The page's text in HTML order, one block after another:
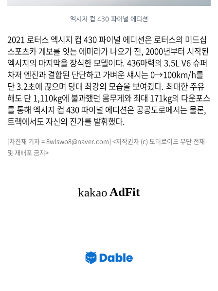
엑시지 컵 430 파이널 에디션
2021 로터스 엑시지 컵 430 파이널 에디션은 로터스의 미드십
스포츠카 계보를 잇는 에미라가 나오기 전, 2000년부터 시작된
엑시지의 마지막을 장식한 모델이다. 436마력의 3.5L V6 슈퍼
차저 엔진과 결합된 단단하고 가벼운 섀시는 0→100km/h를
단 3.2초에 끊으며 당대 최강의 모습을 보여줬다. 최대한 주유
해도 단 1,110kg에 불과했던 몸무게와 최대 171kg의 다운포스
를 통해 엑시지 컵 430 파이널 에디션은 공공도로에서는 물론,
트랙에서도 자신의 진가를 발휘했다.
[차진재 기자 = 8wlswo8@naver.com] <저작권자 (c) 모터로이드 무단 전재
및 재배포 금지>